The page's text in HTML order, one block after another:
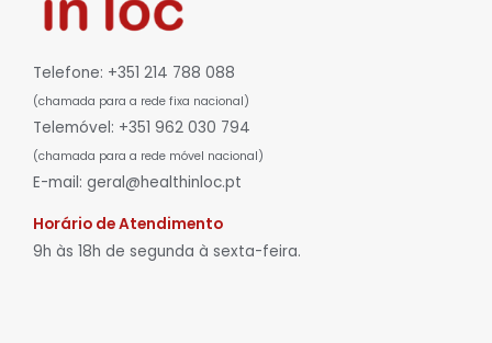
Telefone: +351 214 788 088
(chamada para a rede fixa nacional)
Telemóvel: +351 962 030 794
(chamada para a rede móvel nacional)
E-mail: geral@healthinloc.pt
Horário de Atendimento
9h às 18h de segunda à sexta-feira.